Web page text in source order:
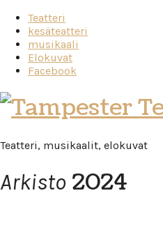
Teatteri
kesäteatteri
musikaali
Elokuvat
Facebook
Tampester
Teatro
Teatteri, musikaalit, elokuvat
Arkisto 2024